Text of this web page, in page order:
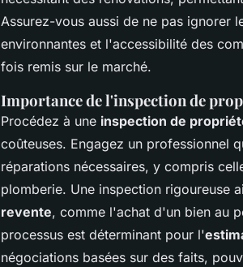
Assurez-vous aussi de ne pas ignorer
environnantes et l'accessibilité des
fois remis sur le marché.
Importance de l'inspection de
Procédez à une inspection de
coûteuses. Engagez un professionnel
réparations nécessaires, y compris
plomberie. Une inspection rigoureuse
revente, comme l'achat d'un bien au
processus est déterminant pour l'
négociations basées sur des faits,